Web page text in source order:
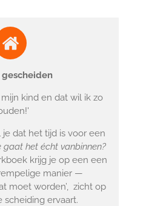
gescheiden
kind en dat wil ik zo
dat het tijd is voor een
gaat het écht vanbinnen?
krijg je op een een
manier —
moet worden’, zicht op
scheiding ervaart.